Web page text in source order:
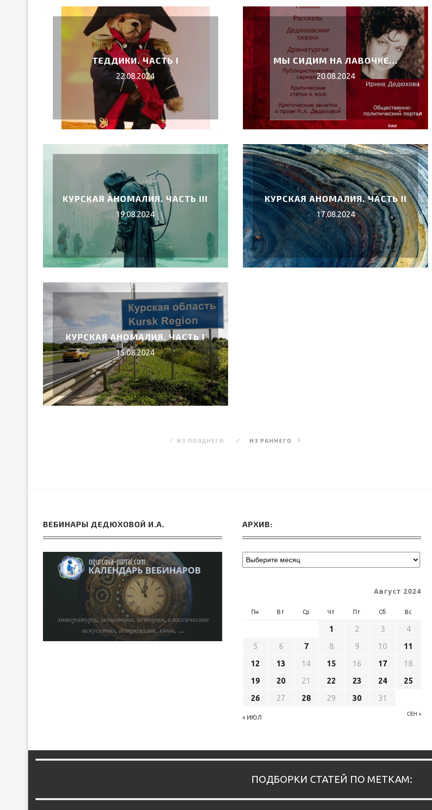
ТЕДДИКИ. ЧАСТЬ I
22.08.2024
МЫ СИДИМ НА ЛАВОЧКЕ…
20.08.2024
КУРСКАЯ АНОМАЛИЯ. ЧАСТЬ III
19.08.2024
КУРСКАЯ АНОМАЛИЯ. ЧАСТЬ II
17.08.2024
КУРСКАЯ АНОМАЛИЯ. ЧАСТЬ I
15.08.2024
ИЗ ПОЗДНЕГО ИЗ РАННЕГО
УИЛЬЯМ ШЕКСПИР «КОРОЛЬ
12.Апр.2026
ВЕБИНАРЫ АВГУСТА 2026 ГОДА
ВЕБИНАРЫ ДЕДЮХОВОЙ И.А. АРХИВ:
Август 2024
Пн Вт Ср Чт Пт Сб Вс
« ИЮЛ
СЕН »
1 2 3
4
5
6 7 8 9 10
11
12
13 14 15 16 17
18
19
20 21 22 23 24
25
26
27 28 29 30 31
ПОДБОРКИ СТАТЕЙ ПО МЕТКАМ: